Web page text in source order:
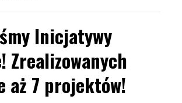
Inicjatywy
Zrealizowanych
aż 7 projektów!